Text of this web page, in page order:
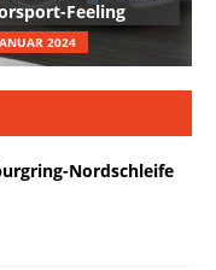
Feeling
2024
Nordschleife